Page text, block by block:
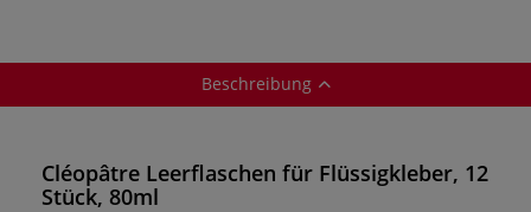
Beschreibung
Cléopâtre Leerflaschen für Flüssigkleber, 12
Stück, 80ml